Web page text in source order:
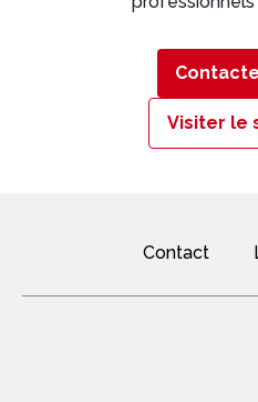
Visiter le
Contact